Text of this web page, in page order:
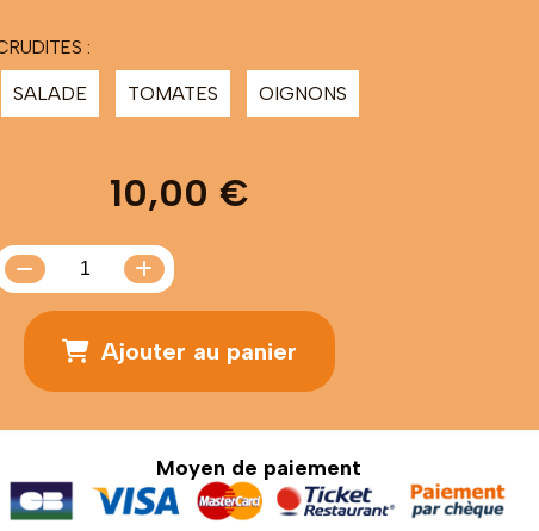
:
SALADE TOMATES OIGNONS
10,00 €
Ajouter au panier
Moyen de paiement